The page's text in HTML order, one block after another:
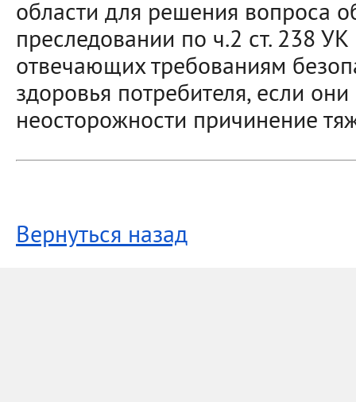
области для решения вопроса
преследовании по ч.2 ст. 238
отвечающих требованиям
здоровья потребителя, если
неосторожности причинение
Вернуться назад